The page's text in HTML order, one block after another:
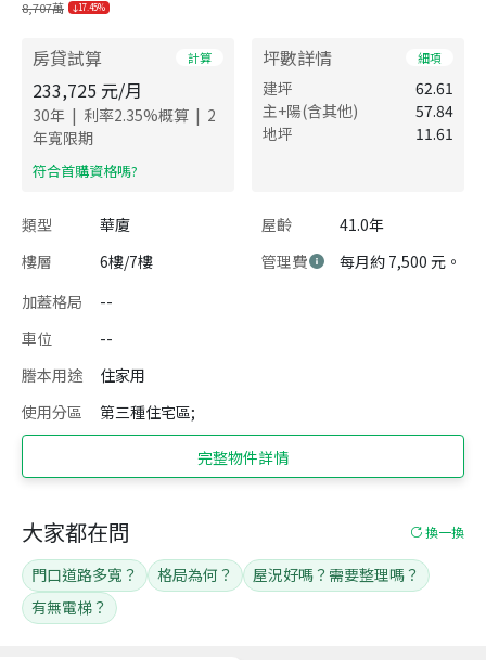
8,707萬 17.45%
房貸試算 計算
233,725 元/月
30年 | 利率2.35%概算 | 2
年寬限期
​符合首購資格嗎?
坪數詳情 細項
建坪
62.61
主+陽(含其他)
57.84
地坪
11.61
類型 華廈 屋齡
41.0年
樓層
6樓/7樓 管理費
每月約 7,500 元。
加蓋格局
--
車位
--
謄本用途
住家用
使用分區
第三種住宅區;
完整物件詳情
大家都在問 換一換
門口道路多寬？ 格局為何？
屋況好嗎？需要整理嗎？
有無電梯？